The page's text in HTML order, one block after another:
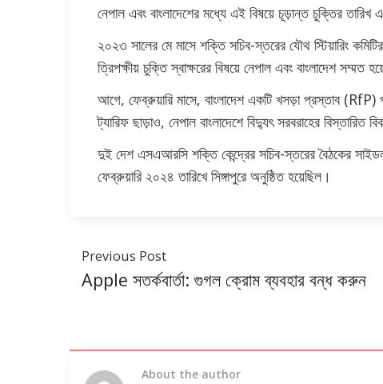
নেপাল এবং বাংলাদেশের মধ্যে এই বিষয়ে চূড়ান্ত চুক্তির
২০২৩ সালের মে মাসে শক্তি সচিব-স্তরের যৌথ স্টিয়ারিং
ত্রিপক্ষীয় চুক্তি স্বাক্ষরের বিষয়ে নেপাল এবং বাংলাদেশ সম্মত
আগে, ফেব্রুয়ারি মাসে, বাংলাদেশ একটি খসড়া প্রস্তাব (RfP)
ট্যারিফ ছাড়াও, নেপাল বাংলাদেশে বিদ্যুৎ সরবরাহের
দুই দেশ এসএআরসি শক্তি কেন্দ্রের সচিব-স্তরের বৈঠকের
ফেব্রুয়ারি ২০২৪ তারিখে সিঙ্গাপুরে অনুষ্ঠিত হয়েছিল।
Previous Post
Apple সতর্কবার্তা: গুগল ক্রোম ব্যবহার বন্ধ করুন
About the author